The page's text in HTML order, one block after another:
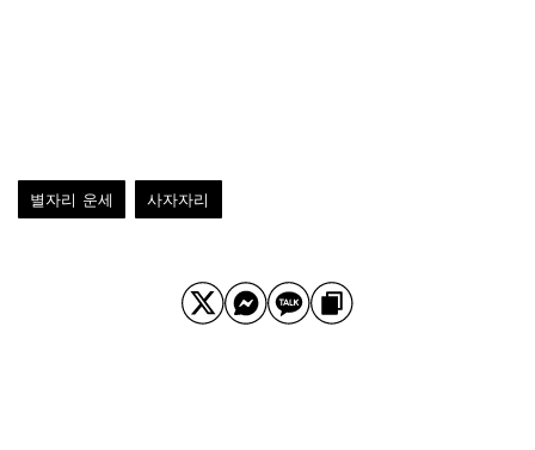
별자리 운세 사자자리